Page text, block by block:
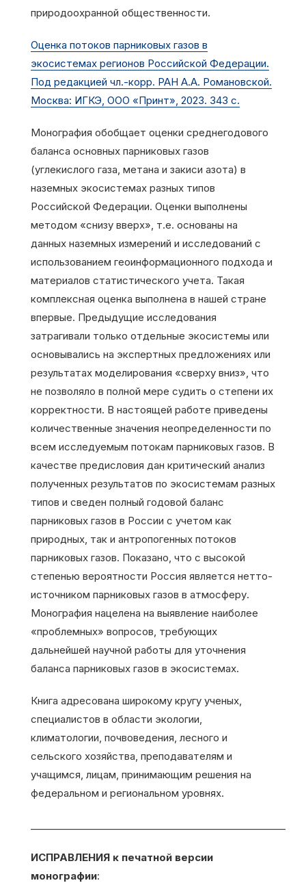
природоохранной общественности.
Оценка потоков парниковых газов в
экосистемах регионов Российской Федерации.
Под редакцией чл.-корр. РАН А.А. Романовской.
Москва: ИГКЭ, ООО «Принт», 2023. 343 с.
Монография обобщает оценки среднегодового
баланса основных парниковых газов
(углекислого газа, метана и закиси азота) в
наземных экосистемах разных типов
Российской Федерации. Оценки выполнены
методом «снизу вверх», т.е. основаны на
данных наземных измерений и исследований с
использованием геоинформационного подхода и
материалов статистического учета. Такая
комплексная оценка выполнена в нашей стране
впервые. Предыдущие исследования
затрагивали только отдельные экосистемы или
основывались на экспертных предложениях или
результатах моделирования «сверху вниз», что
не позволяло в полной мере судить о степени их
корректности. В настоящей работе приведены
количественные значения неопределенности по
всем исследуемым потокам парниковых газов. В
качестве предисловия дан критический анализ
полученных результатов по экосистемам разных
типов и сведен полный годовой баланс
парниковых газов в России с учетом как
природных, так и антропогенных потоков
парниковых газов. Показано, что с высокой
степенью вероятности Россия является нетто-
источником парниковых газов в атмосферу.
Монография нацелена на выявление наиболее
«проблемных» вопросов, требующих
дальнейшей научной работы для уточнения
баланса парниковых газов в экосистемах.
Книга адресована широкому кругу ученых,
специалистов в области экологии,
климатологии, почвоведения, лесного и
сельского хозяйства, преподавателям и
учащимся, лицам, принимающим решения на
федеральном и региональном уровнях.
ИСПРАВЛЕНИЯ к печатной версии
монографии: